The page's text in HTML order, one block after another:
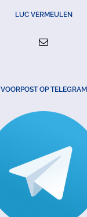
LUC VERMEULEN
VOORPOST OP TELEGRAM